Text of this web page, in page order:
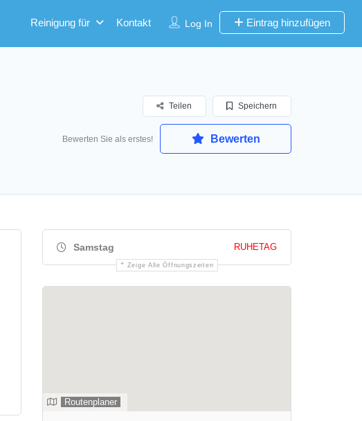
Log In Eintrag hinzufügen
Reinigung für Kontakt
Speichern
Teilen
Bewerten Sie als erstes! Bewerten
Samstag RUHETAG
Zeige Alle Öffnungszeiten
Routenplaner